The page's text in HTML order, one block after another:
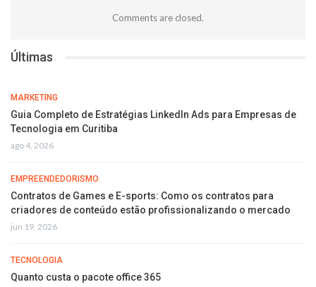
Comments are closed.
Últimas
MARKETING
Guia Completo de Estratégias LinkedIn Ads para Empresas de
Tecnologia em Curitiba
ago 4, 2026
EMPREENDEDORISMO
Contratos de Games e E-sports: Como os contratos para
criadores de conteúdo estão profissionalizando o mercado
jun 19, 2026
TECNOLOGIA
Quanto custa o pacote office 365